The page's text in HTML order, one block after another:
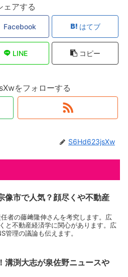
ェアする
Facebook はてブ
LINE コピー
をフォローする
S6Hd623jsXw
像市で人気？顔尽くや不動産
者の藤﨑隆伸さんを考究します。広
と不動産経済学に関心があります。広
管理の議論も伝えます。
溝渕大志が泉佐野ニュースや